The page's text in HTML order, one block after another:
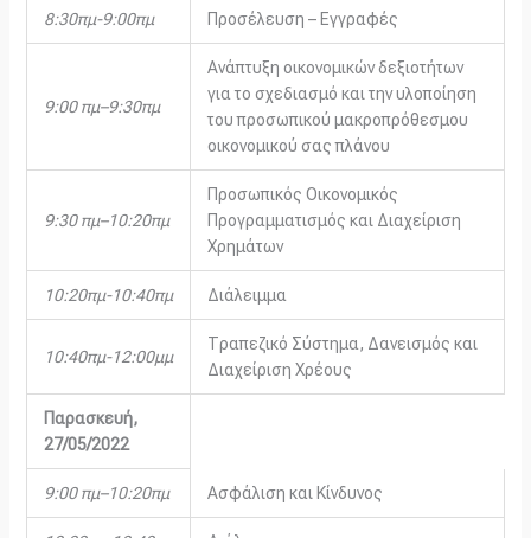
8:30πμ-9:00πμ Προσέλευση – Εγγραφές
9:00 πμ–9:30πμ
Ανάπτυξη οικονομικών δεξιοτήτων
για το σχεδιασμό και την υλοποίηση
του προσωπικού μακροπρόθεσμου
οικονομικού σας πλάνου
9:30 πμ–10:20πμ
Προσωπικός Οικονομικός
Προγραμματισμός και Διαχείριση
Χρημάτων
10:20πμ-10:40πμ Διάλειμμα
10:40πμ-12:00μμ
Τραπεζικό Σύστημα, Δανεισμός και
Διαχείριση Χρέους
Παρασκευή,
27/05/2022
9:00 πμ–10:20πμ Ασφάλιση και Κίνδυνος